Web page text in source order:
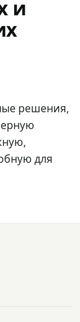
и
решения,
для